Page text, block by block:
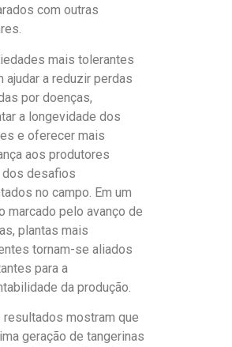
com outras
mais tolerantes
ajudar a reduzir perdas
por doenças,
a longevidade dos
e oferecer mais
aos produtores
dos desafios
no campo. Em um
marcado pelo avanço de
plantas mais
tornam-se aliados
para a
da produção.
resultados mostram que
geração de tangerinas